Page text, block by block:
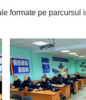
formate pe parcursul